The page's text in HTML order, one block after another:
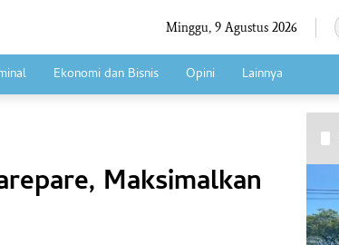
Minggu, 9 Agustus 2026
Ekonomi dan Bisnis Opini Lainnya
Maksimalkan